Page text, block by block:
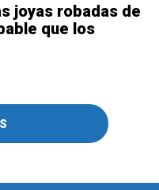
joyas robadas de
que los